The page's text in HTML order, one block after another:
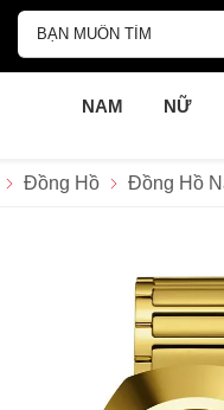
NAM NỮ
Đồng Hồ Đồng Hồ